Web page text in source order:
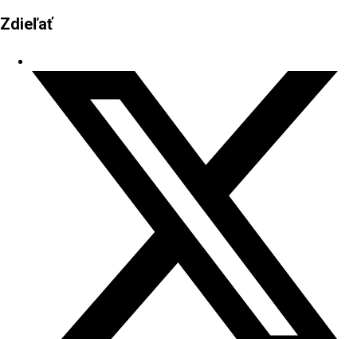
Zdieľať